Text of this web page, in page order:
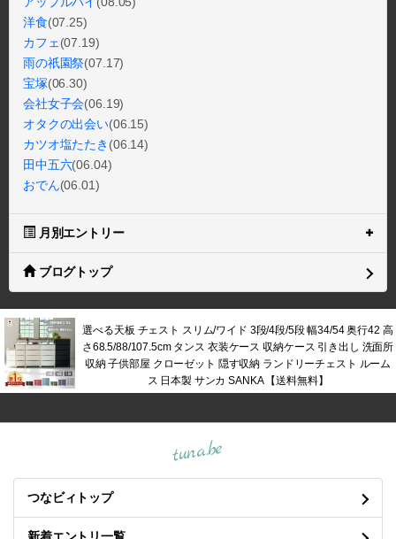
洋食(07.25)
カフェ (07.19)
雨の祇園祭(07.17)
宝塚(06.30)
会社女子会(06.19)
オタクの出会い(06.15)
カツオ塩たたき (06.14)
田中五六(06.04)
おでん(06.01)
月別エントリー
ブログトップ
選べる天板 チェスト スリム/ワイド 3段/4段/5段 幅34/54 奥行42 高
さ68.5/88/107.5cm タンス 衣装ケース 収納ケース 引き出し 洗面所
収納 子供部屋 クローゼット 隠す収納 ランドリーチェスト ルーム
ス 日本製 サンカ SANKA 【送料無料】
tuna.be
つなビィトップ